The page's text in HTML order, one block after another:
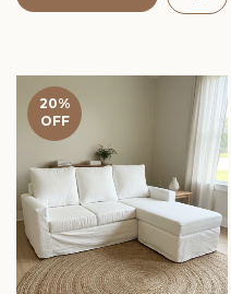
20%
OFF